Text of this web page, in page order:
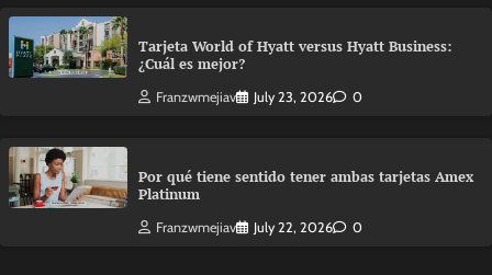
Tarjeta World of Hyatt versus Hyatt Business:
¿Cuál es mejor?
Franzwmejiav July 23, 2026 0
Por qué tiene sentido tener ambas tarjetas Amex
Platinum
Franzwmejiav July 22, 2026 0